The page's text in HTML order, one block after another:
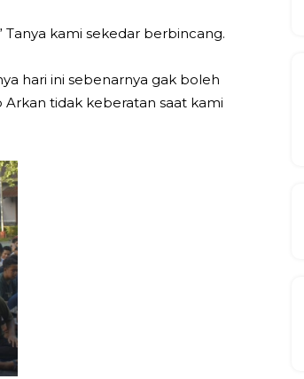
kami sekedar berbincang.
hari ini sebenarnya gak boleh
Arkan tidak keberatan saat kami